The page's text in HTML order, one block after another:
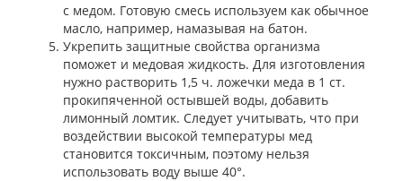
с медом. Готовую смесь используем как обычное
масло, например, намазывая на батон.
Укрепить защитные свойства организма
поможет и медовая жидкость. Для изготовления
нужно растворить 1,5 ч. ложечки меда в 1 ст.
прокипяченной остывшей воды, добавить
лимонный ломтик. Следует учитывать, что при
воздействии высокой температуры мед
становится токсичным, поэтому нельзя
использовать воду выше 40°.